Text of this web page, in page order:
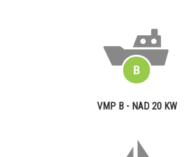
VMP B - NAD 20 KW